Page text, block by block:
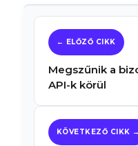
Megszűnik a
API-k körül